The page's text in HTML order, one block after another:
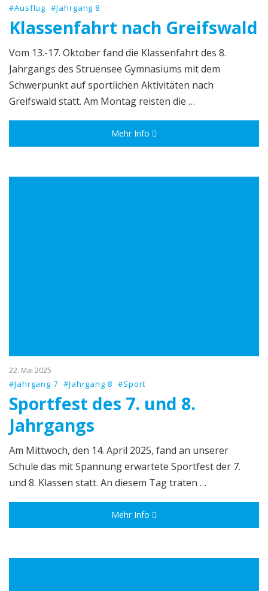
#Ausflug #Jahrgang 8
Klassenfahrt nach Greifswald
Vom 13.-17. Oktober fand die Klassenfahrt des 8.
Jahrgangs des Struensee Gymnasiums mit dem
Schwerpunkt auf sportlichen Aktivitäten nach
Greifswald statt. Am Montag reisten die …
Mehr Info
22. Mai 2025
#Jahrgang 7 #Jahrgang 8 #Sport
Sportfest des 7. und 8.
Jahrgangs
Am Mittwoch, den 14. April 2025, fand an unserer
Schule das mit Spannung erwartete Sportfest der 7.
und 8. Klassen statt. An diesem Tag traten …
Mehr Info